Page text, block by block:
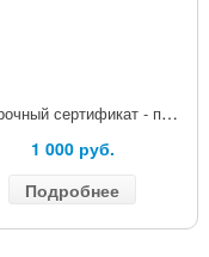
Подарочный сертификат - подписка на Конструктор Сессий Онлайн
1 000 руб.
Подробнее